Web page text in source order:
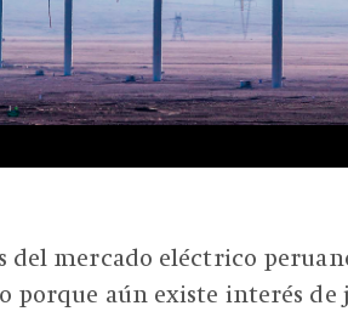
del mercado eléctrico
porque aún existe interés de